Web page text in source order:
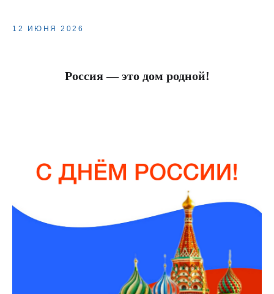
12 ИЮНЯ 2026
Россия — это дом родной!